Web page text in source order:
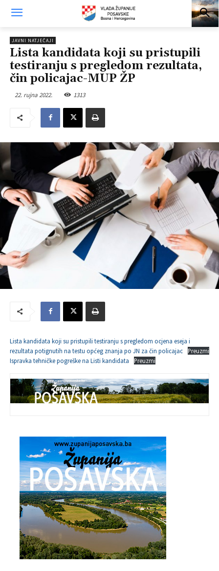
JAVNI NATJEČAJI
Lista kandidata koji su pristupili
testiranju s pregledom rezultata,
čin policajac-MUP ŽP
22. rujna 2022. 1313
Lista kandidata koji su pristupili testiranju s pregledom ocjena eseja i
rezultata potignutih na testu općeg znanja po JN za čin policajac
Preuzmi
Ispravka tehničke pogreške na Listi kandidata
Preuzmi